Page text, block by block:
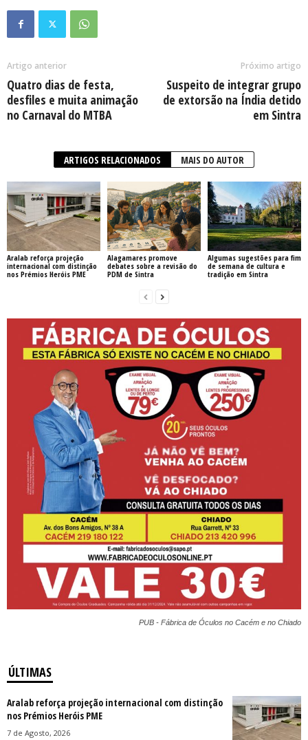
Artigo anterior
Quatro dias de festa,
desfiles e muita animação
no Carnaval do MTBA
Próximo artigo
Suspeito de integrar grupo
de extorsão na Índia detido
em Sintra
ARTIGOS RELACIONADOS MAIS DO AUTOR
Aralab reforça projeção
internacional com distinção
nos Prémios Heróis PME
Alagamares promove
debates sobre a revisão do
PDM de Sintra
Algumas sugestões para fim
de semana de cultura e
tradição em Sintra
PUB - Fábrica de Óculos no Cacém e no Chiado
ÚLTIMAS
Aralab reforça projeção internacional com distinção
nos Prémios Heróis PME
7 de Agosto, 2026